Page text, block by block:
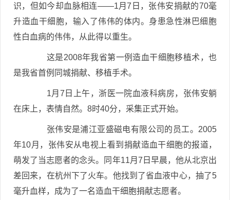
识，但如今却血脉相连——1月7日，张伟安捐献的70毫
升造血干细胞，输入了伟伟的体内。身患急性淋巴细胞
性白血病的伟伟，从此得以重生。
这是2008年我省第一例造血干细胞移植术，也
是我省首例同城捐献、移植手术。
1月7日上午，浙医一院血液科病房，张伟安躺
在床上，表情自然。8时40分，采集正式开始。
张伟安是浦江亚盛磁电有限公司的员工。2005
年10月，张伟安从电视上看到捐献造血干细胞的报道，
萌发了当志愿者的念头。同年11月7日早晨，他从北京出
差回来，在杭州下了火车。他找到了省血液中心，抽了5
毫升血样，成为了一名造血干细胞捐献志愿者。